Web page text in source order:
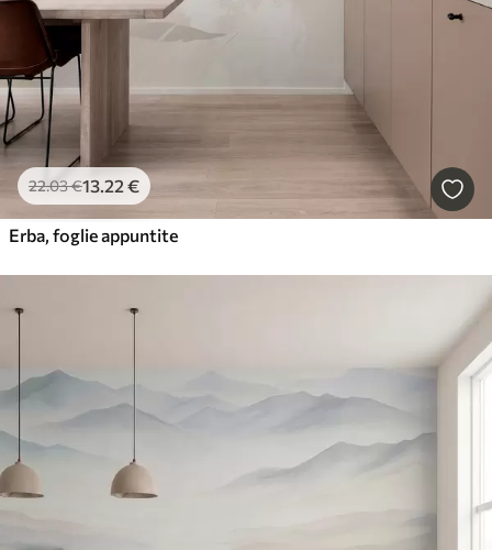
22.03€13.22 €
Erba, foglie appuntite